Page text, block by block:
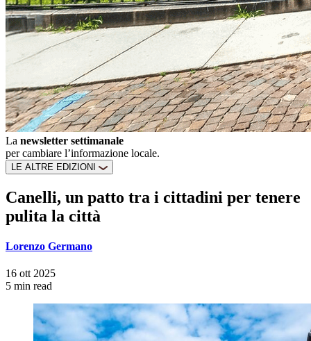
La newsletter settimanale
per cambiare l’informazione locale.
LE ALTRE EDIZIONI
Canelli, un patto tra i cittadini per tenere
pulita la città
Lorenzo Germano
16 ott 2025
5 min read